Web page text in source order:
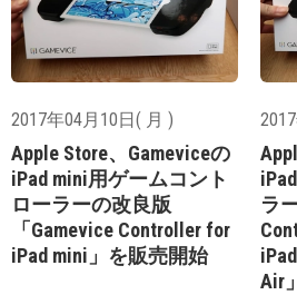
2017年04月10日( 月 )
Apple Store、Gameviceの
iPad mini用ゲームコント
ローラーの改良版
「Gamevice Controller for
iPad mini」を販売開始
ラ
Air